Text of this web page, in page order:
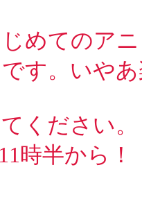
めてのア
す。いや
ください。
時半から！